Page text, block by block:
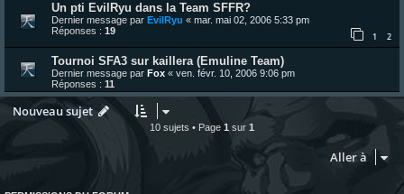
Un pti EvilRyu dans la Team SFFR?
Dernier message par EvilRyu « mar. mai 02, 2006 5:33 pm
Réponses : 19 1 2
Tournoi SFA3 sur kaillera (Emuline Team)
Dernier message par Fox « ven. févr. 10, 2006 9:06 pm
Réponses : 11
Nouveau sujet
10 sujets • Page 1 sur 1
Aller à